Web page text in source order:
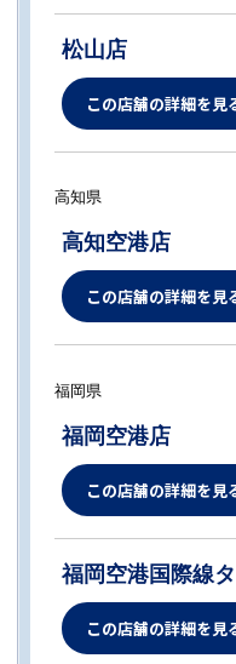
松山店
この店舗の詳細を見
高知県
高知空港店
この店舗の詳細を見
福岡県
福岡空港店
この店舗の詳細を見
福岡空港国際線
この店舗の詳細を見